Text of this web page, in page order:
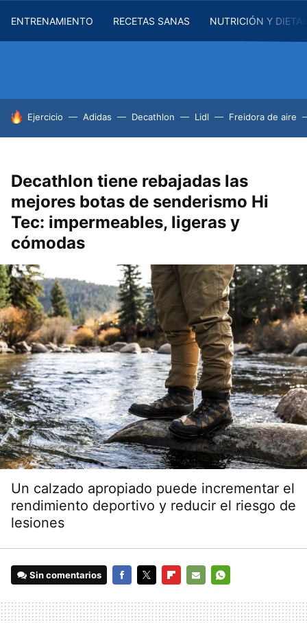
ENTRENAMIENTO RECETAS SANAS NUTRICIÓN Y
HOY SE HABLA DE
Ejercicio Adidas Decathlon Lidl Freidora de aire
Decathlon tiene rebajadas las
mejores botas de senderismo Hi
Tec: impermeables, ligeras y
cómodas
Un calzado apropiado puede incrementar el
rendimiento deportivo y reducir el riesgo de
lesiones
Sin comentarios
MAIL